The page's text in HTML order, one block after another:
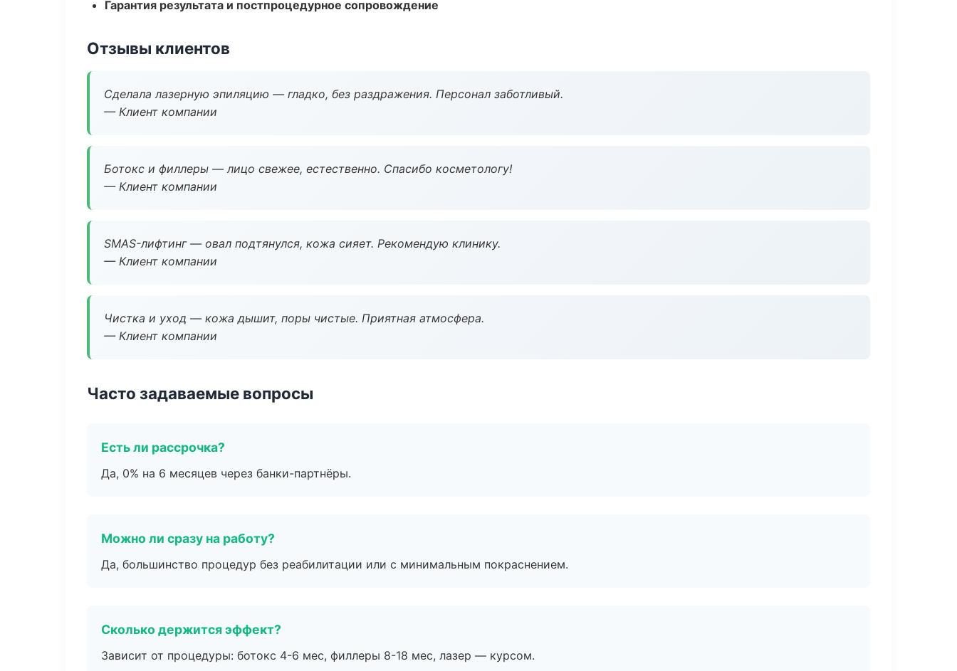
Гарантия результата и постпроцедурное сопровождение
Отзывы клиентов
Сделала лазерную эпиляцию — гладко, без раздражения. Персонал заботливый.
— Клиент компании
Ботокс и филлеры — лицо свежее, естественно. Спасибо косметологу!
— Клиент компании
SMAS-лифтинг — овал подтянулся, кожа сияет. Рекомендую клинику.
— Клиент компании
Чистка и уход — кожа дышит, поры чистые. Приятная атмосфера.
— Клиент компании
Часто задаваемые вопросы
Есть ли рассрочка?
Да, 0% на 6 месяцев через банки-партнёры.
Можно ли сразу на работу?
Да, большинство процедур без реабилитации или с минимальным покраснением.
Сколько держится эффект?
Зависит от процедуры: ботокс 4-6 мес, филлеры 8-18 мес, лазер — курсом.